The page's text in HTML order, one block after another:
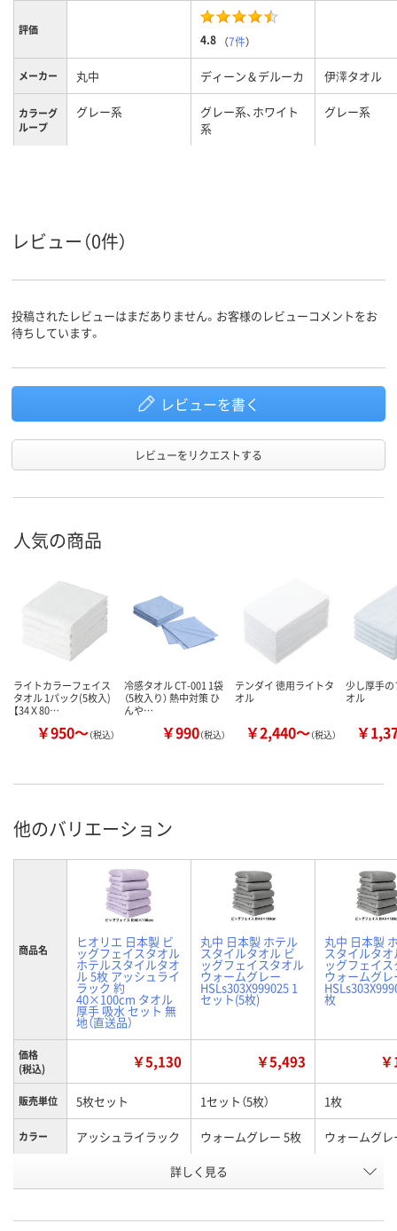
評価
4.8 （7件）
メーカー 丸中 ディーン＆デルーカ 伊澤タオル
カラーグ
ループ
グレー系
グレー系、ホワイト
系
グレー系
レビュー（0件）
投稿されたレビューはまだありません。お客様のレビューコメントをお
待ちしています。
レビューを書く
レビューをリクエストする
人気の商品
ライトカラーフェイス
タオル 1パック(5枚入)
【34Ｘ80…
￥950～（税込）
冷感タオル CT-001 1袋
（5枚入り） 熱中対策 ひ
んや…
￥990（税込）
テンダイ 徳用ライトタ
オル
￥2,440～（税込）
少し厚手
オル
￥
他のバリエーション
商品名 ヒオリエ 日本製 ビ
ッグフェイスタオル
ホテルスタイルタオ
ル 5枚 アッシュライ
ラック 約
40×100cm タオル
厚手 吸水 セット 無
地（直送品）
丸中 日本製 ホテル
スタイルタオル ビ
ッグフェイスタオル
ウォームグレー
HSLs303X999025 1
セット(5枚)
丸中 日本製
スタイルタオ
ッグフェイ
ウォームグレ
枚
価格
(税込)
￥5,130 ￥5,493
販売単位 5枚セット 1セット（5枚） 1枚
カラー アッシュライラック ウォームグレー 5枚 ウォームグレ
HH62119 XN25094
詳しく見る